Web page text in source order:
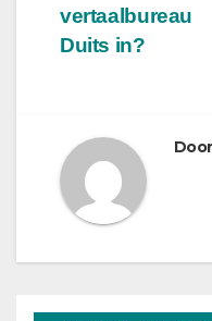
vertaalbureau
Duits in?
Door